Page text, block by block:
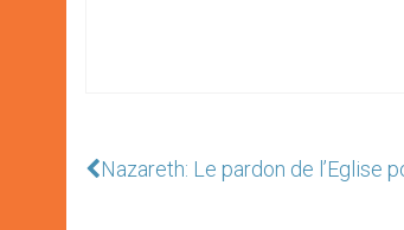
Nazareth: Le pardon de l’Eglise